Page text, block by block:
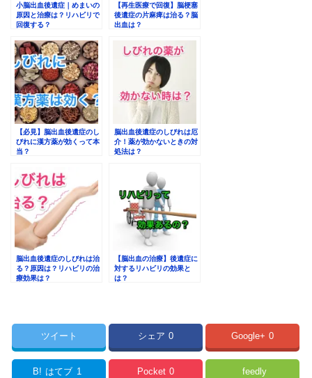
小脳出血後遺症｜めまいの
原因と治療は？リハビリで
回復する？
【再生医療で回復】脳梗塞
後遺症の片麻痺は治る？脳
出血は？
【必見】脳出血後遺症のし
びれに漢方薬が効くって本
当？
脳出血後遺症のしびれは厄
介！薬が効かないときの対
処法は？
脳出血後遺症のしびれは治
る？原因は？リハビリの治
療効果は？
【脳出血の治療】後遺症に
対するリハビリの効果と
は？
ツイート シェア 0 Google+ 0
B! はてブ 1 Pocket 0 feedly